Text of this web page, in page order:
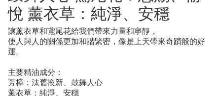
悅 薰衣草：純淨、安穩
讓薰衣草和鳶尾花給我們帶來力量和寧靜，
使人與人的關係更加和諧緊密，像是上天帶來奇蹟般的好
運。
主要精油成分：
芳樟：汰舊換新、鼓舞人心
薰衣草：純淨、安穩